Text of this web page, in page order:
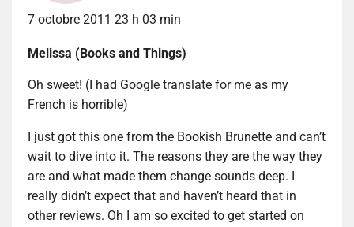
7 octobre 2011 23 h 03 min
Melissa (Books and Things)
Oh sweet! (I had Google translate for me as my
French is horrible)
I just got this one from the Bookish Brunette and can’t
wait to dive into it. The reasons they are the way they
are and what made them change sounds deep. I
really didn’t expect that and haven’t heard that in
other reviews. Oh I am so excited to get started on